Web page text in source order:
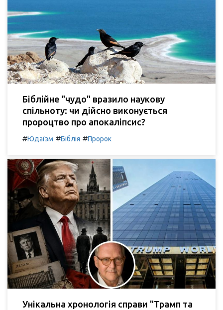
Біблійне "чудо" вразило наукову
спільноту: чи дійсно виконується
пророцтво про апокаліпсис?
#Юдаїзм #Біблія #Пророк
Унікальна хронологія справи "Трамп та